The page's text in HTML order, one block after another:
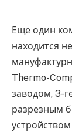
Еще один
находится
Thermo-
заводом, 3-
разрезным